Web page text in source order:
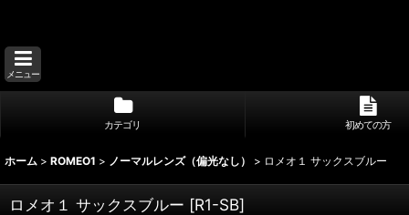
メニュー
カテゴリ 初めての方
ホーム > ROMEO1 > ノーマルレンズ（偏光なし） > ロメオ１ サックスブルー
ロメオ１ サックスブルー [R1-SB]